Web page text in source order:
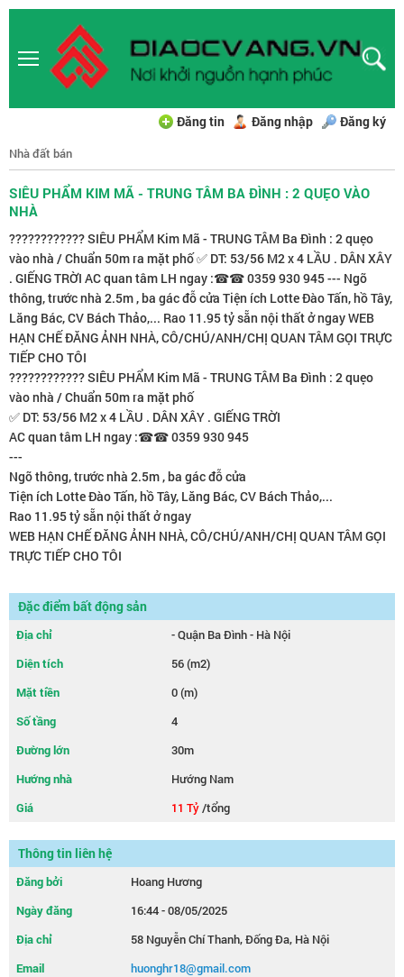
Đăng tin Đăng nhập Đăng ký
Nhà đất bán
SIÊU PHẨM KIM MÃ - TRUNG TÂM BA ĐÌNH : 2 QUẸO VÀO
NHÀ
???????????? SIÊU PHẨM Kim Mã - TRUNG TÂM Ba Đình : 2 quẹo
vào nhà / Chuẩn 50m ra mặt phố ✅ DT: 53/56 M2 x 4 LẦU . DÂN XÂY
. GIẾNG TRỜI AC quan tâm LH ngay :☎☎ 0359 930 945 --- Ngõ
thông, trước nhà 2.5m , ba gác đỗ cửa Tiện ích Lotte Đào Tấn, hồ Tây,
Lăng Bác, CV Bách Thảo,... Rao 11.95 tỷ sẵn nội thất ở ngay WEB
HẠN CHẾ ĐĂNG ẢNH NHÀ, CÔ/CHÚ/ANH/CHỊ QUAN TÂM GỌI TRỰC
TIẾP CHO TÔI
???????????? SIÊU PHẨM Kim Mã - TRUNG TÂM Ba Đình : 2 quẹo
vào nhà / Chuẩn 50m ra mặt phố
✅ DT: 53/56 M2 x 4 LẦU . DÂN XÂY . GIẾNG TRỜI
AC quan tâm LH ngay :☎☎ 0359 930 945
---
Ngõ thông, trước nhà 2.5m , ba gác đỗ cửa
Tiện ích Lotte Đào Tấn, hồ Tây, Lăng Bác, CV Bách Thảo,...
Rao 11.95 tỷ sẵn nội thất ở ngay
WEB HẠN CHẾ ĐĂNG ẢNH NHÀ, CÔ/CHÚ/ANH/CHỊ QUAN TÂM GỌI
TRỰC TIẾP CHO TÔI
Đặc điểm bất động sản
Địa chỉ
- Quận Ba Đình - Hà Nội
Diện tích
56 (m2)
Mặt tiền
0 (m)
Số tầng
4
Đường lớn
30m
Hướng nhà
Hướng Nam
Giá
11 Tỷ/tổng
Thông tin liên hệ
Đăng bởi
Hoang Hương
Ngày đăng
16:44 - 08/05/2025
Địa chỉ
58 Nguyễn Chí Thanh, Đống Đa, Hà Nội
Email
huonghr18@gmail.com